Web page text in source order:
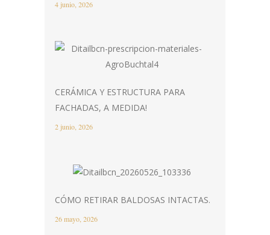
4 junio, 2026
CERÁMICA Y ESTRUCTURA PARA
FACHADAS, A MEDIDA!
2 junio, 2026
CÓMO RETIRAR BALDOSAS INTACTAS.
26 mayo, 2026